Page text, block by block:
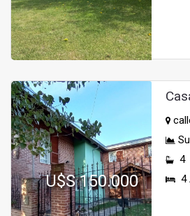
U$S 150.000
4
4